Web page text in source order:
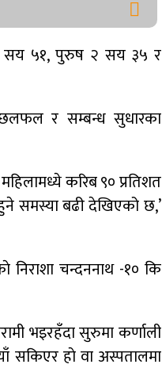
सय ५१, पुरुष २ सय ३५ र
र सम्बन्ध सुधारका
करिब ९० प्रतिशत
हुने समस्या बढी देखिएको छ,’
चन्दननाथ -१० कि
भइरहँदा सुरुमा कर्णाली
सकिएर हाे वा अस्पतालमा